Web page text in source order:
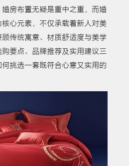
房布置无疑是重中之重，而婚
心元素，不仅承载着新人对美
传统寓意、材质舒适度与美学
要点、品牌推荐及实用建议三
挑选一套既符合心意又实用的